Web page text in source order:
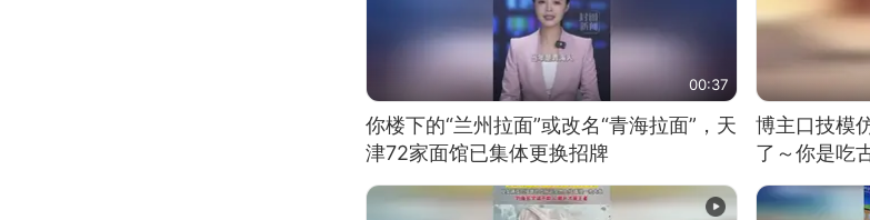
00:37
你楼下的“兰州拉面”或改名“青海拉面”，天
津72家面馆已集体更换招牌
博主口技模
了～你是吃
位考级不带
日电讯）